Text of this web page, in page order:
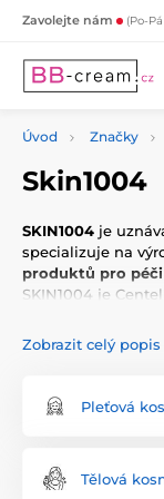
Zavolejte nám (Po-
Úvod Značky
Skin1004
SKIN1004 je
specializuje na
produktů pro
SKIN1004 je
nachází jedna z
složka je známá
činí ideální volbu
svůj přístup k
free a vegan
Zobrazit celý popis
Pleťová
Tělová